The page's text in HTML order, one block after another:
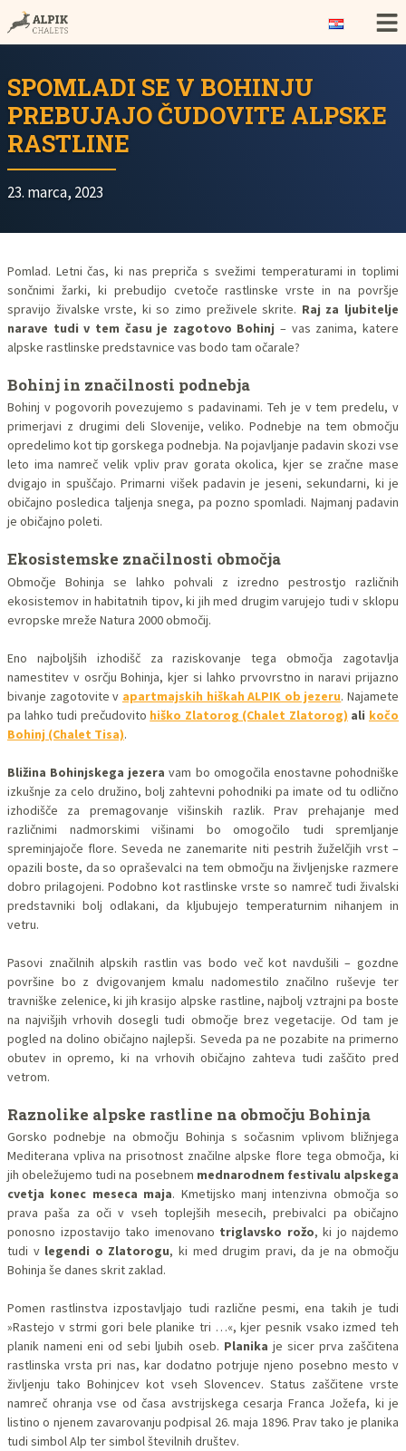
SPOMLADI SE V BOHINJU
PREBUJAJO ČUDOVITE ALPSKE
RASTLINE
23. marca, 2023
Pomlad. Letni čas, ki nas prepriča s svežimi temperaturami in toplimi
sončnimi žarki, ki prebudijo cvetoče rastlinske vrste in na površje
spravijo živalske vrste, ki so zimo preživele skrite. Raj za ljubitelje
narave tudi v tem času je zagotovo Bohinj – vas zanima, katere
alpske rastlinske predstavnice vas bodo tam očarale?
Bohinj in značilnosti podnebja
Bohinj v pogovorih povezujemo s padavinami. Teh je v tem predelu, v
primerjavi z drugimi deli Slovenije, veliko. Podnebje na tem območju
opredelimo kot tip gorskega podnebja. Na pojavljanje padavin skozi vse
leto ima namreč velik vpliv prav gorata okolica, kjer se zračne mase
dvigajo in spuščajo. Primarni višek padavin je jeseni, sekundarni, ki je
običajno posledica taljenja snega, pa pozno spomladi. Najmanj padavin
je običajno poleti.
Ekosistemske značilnosti območja
Območje Bohinja se lahko pohvali z izredno pestrostjo različnih
ekosistemov in habitatnih tipov, ki jih med drugim varujejo tudi v sklopu
evropske mreže Natura 2000 območij.
Eno najboljših izhodišč za raziskovanje tega območja zagotavlja
namestitev v osrčju Bohinja, kjer si lahko prvovrstno in naravi prijazno
bivanje zagotovite v apartmajskih hiškah ALPIK ob jezeru. Najamete
pa lahko tudi prečudovito hiško Zlatorog (Chalet Zlatorog) ali kočo
Bohinj (Chalet Tisa).
Bližina Bohinjskega jezera vam bo omogočila enostavne pohodniške
izkušnje za celo družino, bolj zahtevni pohodniki pa imate od tu odlično
izhodišče za premagovanje višinskih razlik. Prav prehajanje med
različnimi nadmorskimi višinami bo omogočilo tudi spremljanje
spreminjajoče flore. Seveda ne zanemarite niti pestrih žuželčjih vrst –
opazili boste, da so opraševalci na tem območju na življenjske razmere
dobro prilagojeni. Podobno kot rastlinske vrste so namreč tudi živalski
predstavniki bolj odlakani, da kljubujejo temperaturnim nihanjem in
vetru.
Pasovi značilnih alpskih rastlin vas bodo več kot navdušili – gozdne
površine bo z dvigovanjem kmalu nadomestilo značilno ruševje ter
travniške zelenice, ki jih krasijo alpske rastline, najbolj vztrajni pa boste
na najvišjih vrhovih dosegli tudi območje brez vegetacije. Od tam je
pogled na dolino običajno najlepši. Seveda pa ne pozabite na primerno
obutev in opremo, ki na vrhovih običajno zahteva tudi zaščito pred
vetrom.
Raznolike alpske rastline na območju Bohinja
Gorsko podnebje na območju Bohinja s sočasnim vplivom bližnjega
Mediterana vpliva na prisotnost značilne alpske flore tega območja, ki
jih obeležujemo tudi na posebnem mednarodnem festivalu alpskega
cvetja konec meseca maja. Kmetijsko manj intenzivna območja so
prava paša za oči v vseh toplejših mesecih, prebivalci pa običajno
ponosno izpostavijo tako imenovano triglavsko rožo, ki jo najdemo
tudi v legendi o Zlatorogu, ki med drugim pravi, da je na območju
Bohinja še danes skrit zaklad.
Pomen rastlinstva izpostavljajo tudi različne pesmi, ena takih je tudi
»Rastejo v strmi gori bele planike tri …«, kjer pesnik vsako izmed teh
planik nameni eni od sebi ljubih oseb. Planika je sicer prva zaščitena
rastlinska vrsta pri nas, kar dodatno potrjuje njeno posebno mesto v
življenju tako Bohinjcev kot vseh Slovencev. Status zaščitene vrste
namreč ohranja vse od časa avstrijskega cesarja Franca Jožefa, ki je
listino o njenem zavarovanju podpisal 26. maja 1896. Prav tako je planika
tudi simbol Alp ter simbol številnih društev.